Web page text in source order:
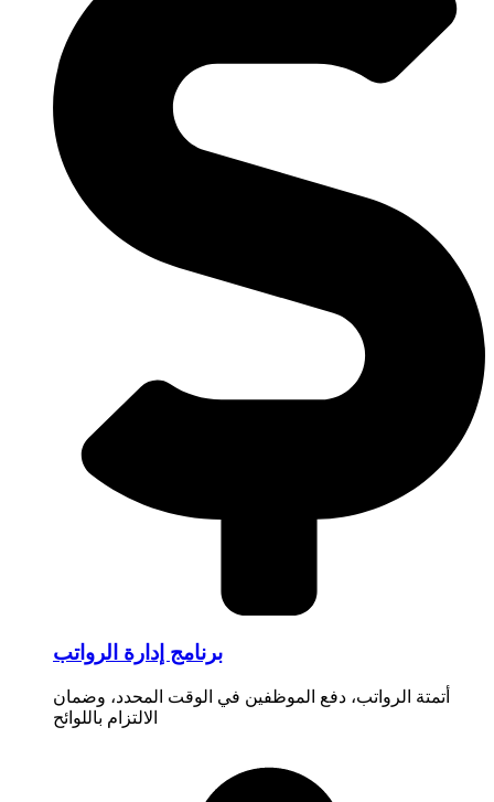
برنامج إدارة الرواتب
أتمتة الرواتب، دفع الموظفين في الوقت المحدد، وضمان
الالتزام باللوائح